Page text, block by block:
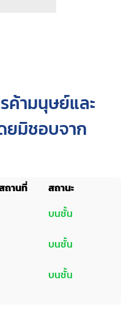
ค้ามนุษย์และ
ยมิชอบจาก
ถานที่
สถานะ
บนชั้น
บนชั้น
บนชั้น